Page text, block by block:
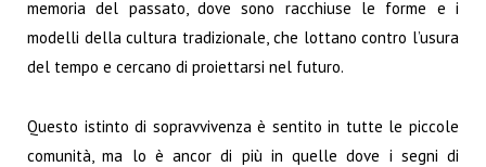
memoria del passato, dove sono racchiuse le forme e i
modelli della cultura tradizionale, che lottano contro l’usura
del tempo e cercano di proiettarsi nel futuro.
Questo istinto di sopravvivenza è sentito in tutte le piccole
comunità, ma lo è ancor di più in quelle dove i segni di